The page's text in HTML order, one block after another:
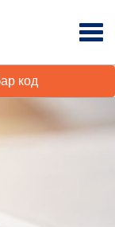
код